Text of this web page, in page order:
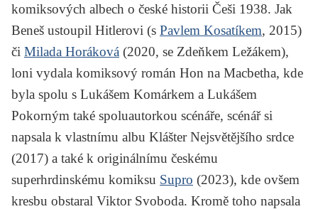
komiksových albech o české historii Češi 1938. Jak
Beneš ustoupil Hitlerovi (s Pavlem Kosatíkem, 2015)
či Milada Horáková (2020, se Zdeňkem Ležákem),
loni vydala komiksový román Hon na Macbetha, kde
byla spolu s Lukášem Komárkem a Lukášem
Pokorným také spoluautorkou scénáře, scénář si
napsala k vlastnímu albu Klášter Nejsvětějšího srdce
(2017) a také k originálnímu českému
superhrdinskému komiksu Supro (2023), kde ovšem
kresbu obstaral Viktor Svoboda. Kromě toho napsala